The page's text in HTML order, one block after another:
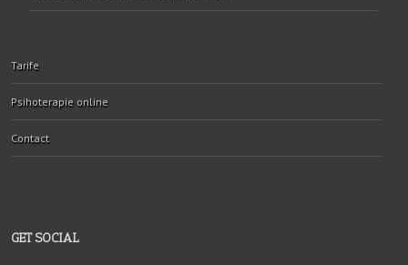
Tarife
Psihoterapie online
Contact
GET SOCIAL